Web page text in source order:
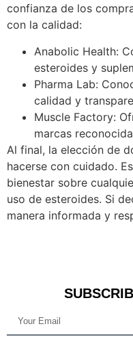
confianza de los
con la calidad:
Anabolic Health:
esteroides y
Pharma Lab:
calidad y
Muscle Factory:
marcas
Al final, la elección de
hacerse con cuidado.
bienestar sobre
uso de esteroides. Si
manera informada y